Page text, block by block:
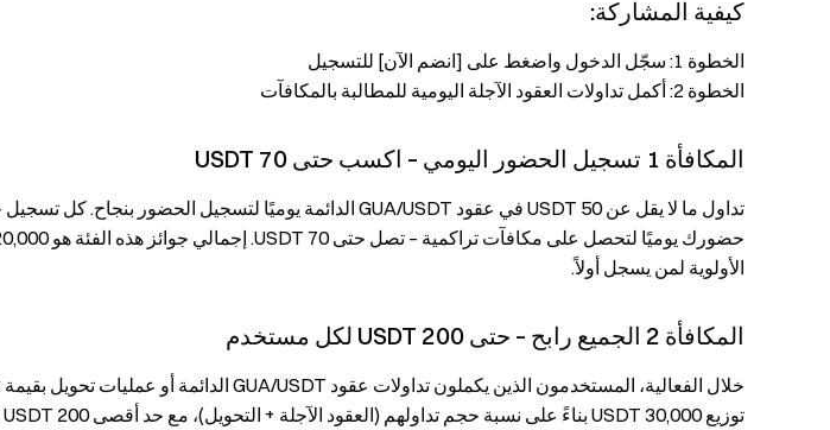
كيفية المشاركة:
الخطوة 1: سجّل الدخول واضغط على [انضم الآن] للتسجيل
الخطوة 2: أكمل تداولات العقود الآجلة اليومية للمطالبة بالمكافآت
المكافأة 1 تسجيل الحضور اليومي – اكسب حتى 70 USDT
الأولوية لمن يسجل أولاً.
المكافأة 2 الجميع رابح – حتى 200 USDT لكل مستخدم
توزيع 30,000 USDT بناءً على نسبة حجم تداولهم (العقود الآجلة + التحويل)، مع حد أقصى 200 USDT لكل مستخدم.